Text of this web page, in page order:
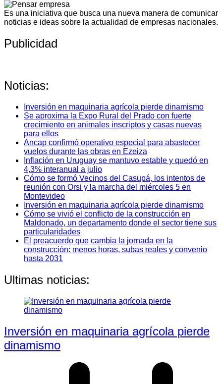
Es una iniciativa que busca una nueva manera de comunicar
noticias e ideas sobre la actualidad de empresas nacionales.
Publicidad
Noticias:
Inversión en maquinaria agrícola pierde dinamismo
Se aproxima la Expo Rural del Prado con fuerte
crecimiento en animales inscriptos y casas nuevas
para ellos
Ancap confirmó operativo especial para abastecer
vuelos durante las obras en Ezeiza
Inflación en Uruguay se mantuvo estable y quedó en
4,3% interanual a julio
Cómo se formó Vecinos del Casupá, los intentos de
reunión con Orsi y la marcha del miércoles 5 en
Montevideo
Inversión en maquinaria agrícola pierde dinamismo
Cómo se vivió el conflicto de la construcción en
Maldonado, un departamento donde el sector tiene sus
particularidades
El preacuerdo que cambia la jornada en la
construcción: menos horas, subas reales y convenio
hasta 2031
Ultimas noticias:
Inversión en maquinaria agrícola pierde
dinamismo